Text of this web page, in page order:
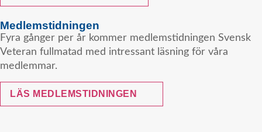
Medlemstidningen
Fyra gånger per år kommer medlemstidningen Svensk
Veteran fullmatad med intressant läsning för våra
medlemmar.
LÄS MEDLEMSTIDNINGEN